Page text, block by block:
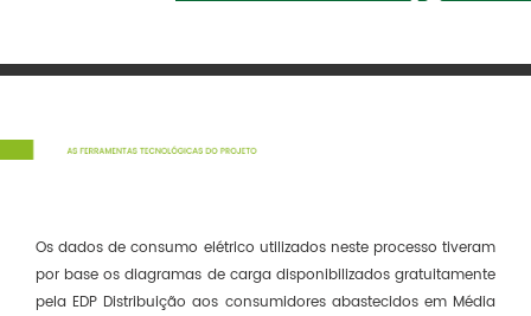
Os dados de consumo elétrico utilizados neste processo tiveram
por base os diagramas de carga disponibilizados gratuitamente
pela EDP Distribuição aos consumidores abastecidos em Média